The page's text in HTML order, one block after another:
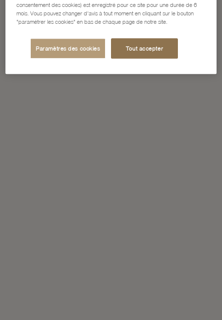
consentement des cookies) est enregistré pour ce site pour une durée de 6
mois. Vous pouvez changer d'avis à tout moment en cliquant sur le bouton
"paramétrer les cookies" en bas de chaque page de notre site.
Paramètres des cookies Tout accepter